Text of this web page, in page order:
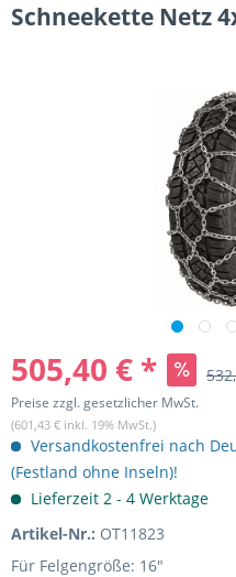
Schneekette Netz
505,40 € *
Preise zzgl. gesetzlicher MwSt.
(601,43 € inkl. 19% MwSt.)
Versandkostenfrei nach
(Festland ohne Inseln)!
Lieferzeit 2 - 4 Werktage
Artikel-Nr.: OT11823
Für Felgengröße: 16"